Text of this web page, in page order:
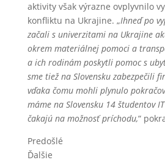
aktivity však výrazne ovplyvnilo
konfliktu na Ukrajine. „Ihneď po
začali s univerzitami na Ukrajine
okrem materiálnej pomoci a
a ich rodinám poskytli pomoc s
sme tiež na Slovensku zabezpečili
vďaka čomu mohli plynulo
máme na Slovensku 14 študentov
čakajú na možnosť príchodu,“
Predošlé
Ďalšie